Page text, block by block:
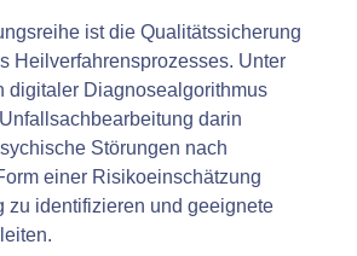
ist die Qualitätssicherung
Heilverfahrensprozesses. Unter
digitaler Diagnosealgorithmus
darin
Störungen nach
einer Risikoeinschätzung
zu identifizieren und geeignete